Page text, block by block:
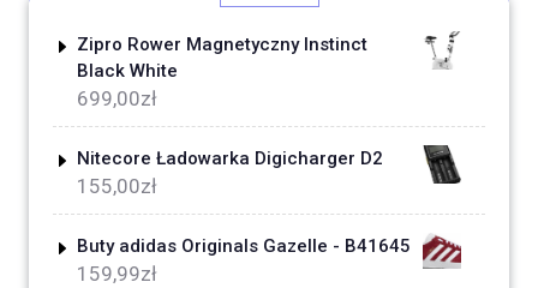
Zipro Rower Magnetyczny Instinct
Black White
699,00zł
Nitecore Ładowarka Digicharger D2
155,00zł
Buty adidas Originals Gazelle - B41645
159,99zł